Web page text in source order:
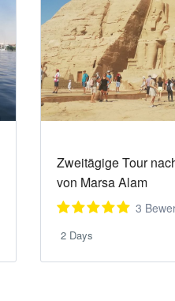
Zweitägige Tour
von Marsa Alam
3
2 Days